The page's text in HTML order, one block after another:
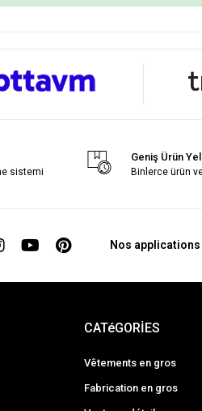
sistemi
Geniş Ürün
Binlerce ürün
Nos
CATéGORİES
Vêtements en gros
Fabrication en gros